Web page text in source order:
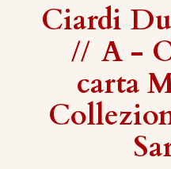
Ciardi
// A -
carta